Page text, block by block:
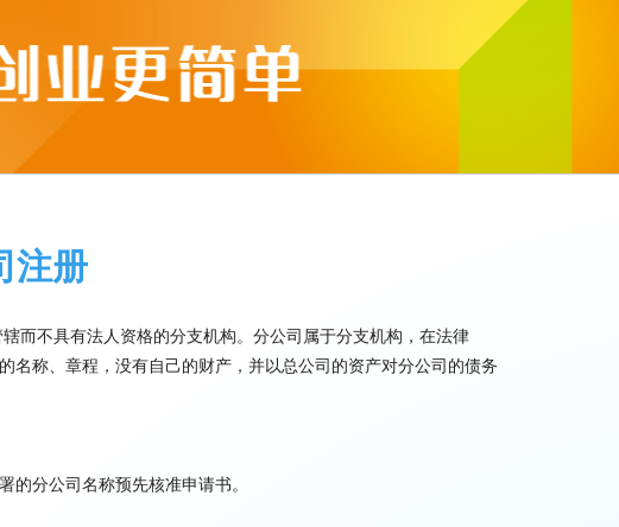
注册
而不具有法人资格的分支机构。分公司属于分支机构，在法律
称、章程，没有自己的财产，并以总公司的资产对分公司的债务
分公司名称预先核准申请书。